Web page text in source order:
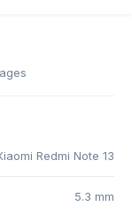
Redmi Note 13
5.3 mm